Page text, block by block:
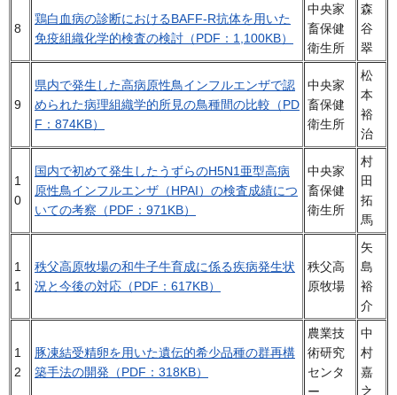
8
鶏白血病の診断におけるBAFF-R抗体を用いた
免疫組織化学的検査の検討（PDF：1,100KB）
中央家
畜保健
衛生所
森
谷
翠
9
県内で発生した高病原性鳥インフルエンザで認
められた病理組織学的所見の鳥種間の比較（PD
F：874KB）
中央家
畜保健
衛生所
松
本
裕
治
1
0
国内で初めて発生したうずらのH5N1亜型高病
原性鳥インフルエンザ（HPAI）の検査成績につ
いての考察（PDF：971KB）
中央家
畜保健
衛生所
村
田
拓
馬
1
1
秩父高原牧場の和牛子牛育成に係る疾病発生状
況と今後の対応（PDF：617KB）
秩父高
原牧場
矢
島
裕
介
1
2
豚凍結受精卵を用いた遺伝的希少品種の群再構
築手法の開発（PDF：318KB）
農業技
術研究
センタ
ー
中
村
嘉
之